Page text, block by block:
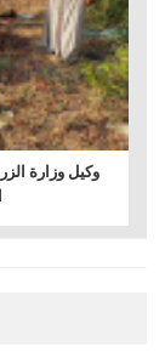
وكيل وزارة